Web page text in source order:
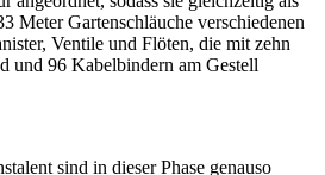
Meter Gartenschläuche verschiedenen
Ventile und Flöten, die mit zehn
und 96 Kabelbindern am Gestell
sind in dieser Phase genauso